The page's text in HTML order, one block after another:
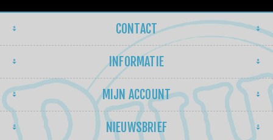
CONTACT
INFORMATIE
MIJN ACCOUNT
NIEUWSBRIEF